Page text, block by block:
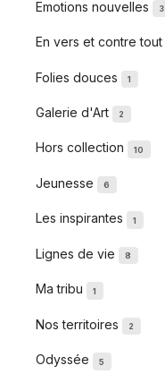
Emotions nouvelles 3
En vers et contre tout
Folies douces 1
Galerie d'Art 2
Hors collection 10
Jeunesse 6
Les inspirantes 1
Lignes de vie 8
Ma tribu 1
Nos territoires 2
Odyssée 5